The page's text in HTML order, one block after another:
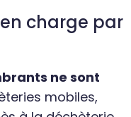
charge par
ne sont
mobiles,